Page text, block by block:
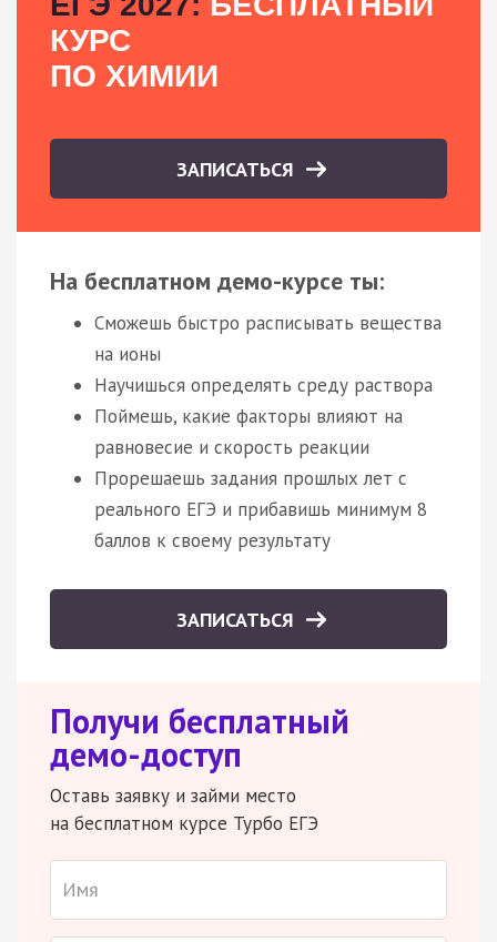
КУРС
ПО ХИМИИ
ЗАПИСАТЬСЯ
На бесплатном демо-курсе ты:
Сможешь быстро расписывать вещества
на ионы
Научишься определять среду раствора
Поймешь, какие факторы влияют на
равновесие и скорость реакции
Прорешаешь задания прошлых лет с
реального ЕГЭ и прибавишь минимум 8
баллов к своему результату
ЗАПИСАТЬСЯ
Получи бесплатный
демо-доступ
Оставь заявку и займи место
на бесплатном курсе Турбо ЕГЭ